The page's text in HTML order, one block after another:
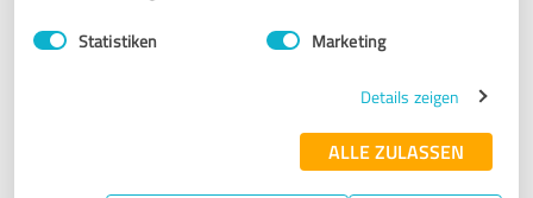
Statistiken Marketing
Details zeigen
ALLE ZULASSEN
Fabio Sottile